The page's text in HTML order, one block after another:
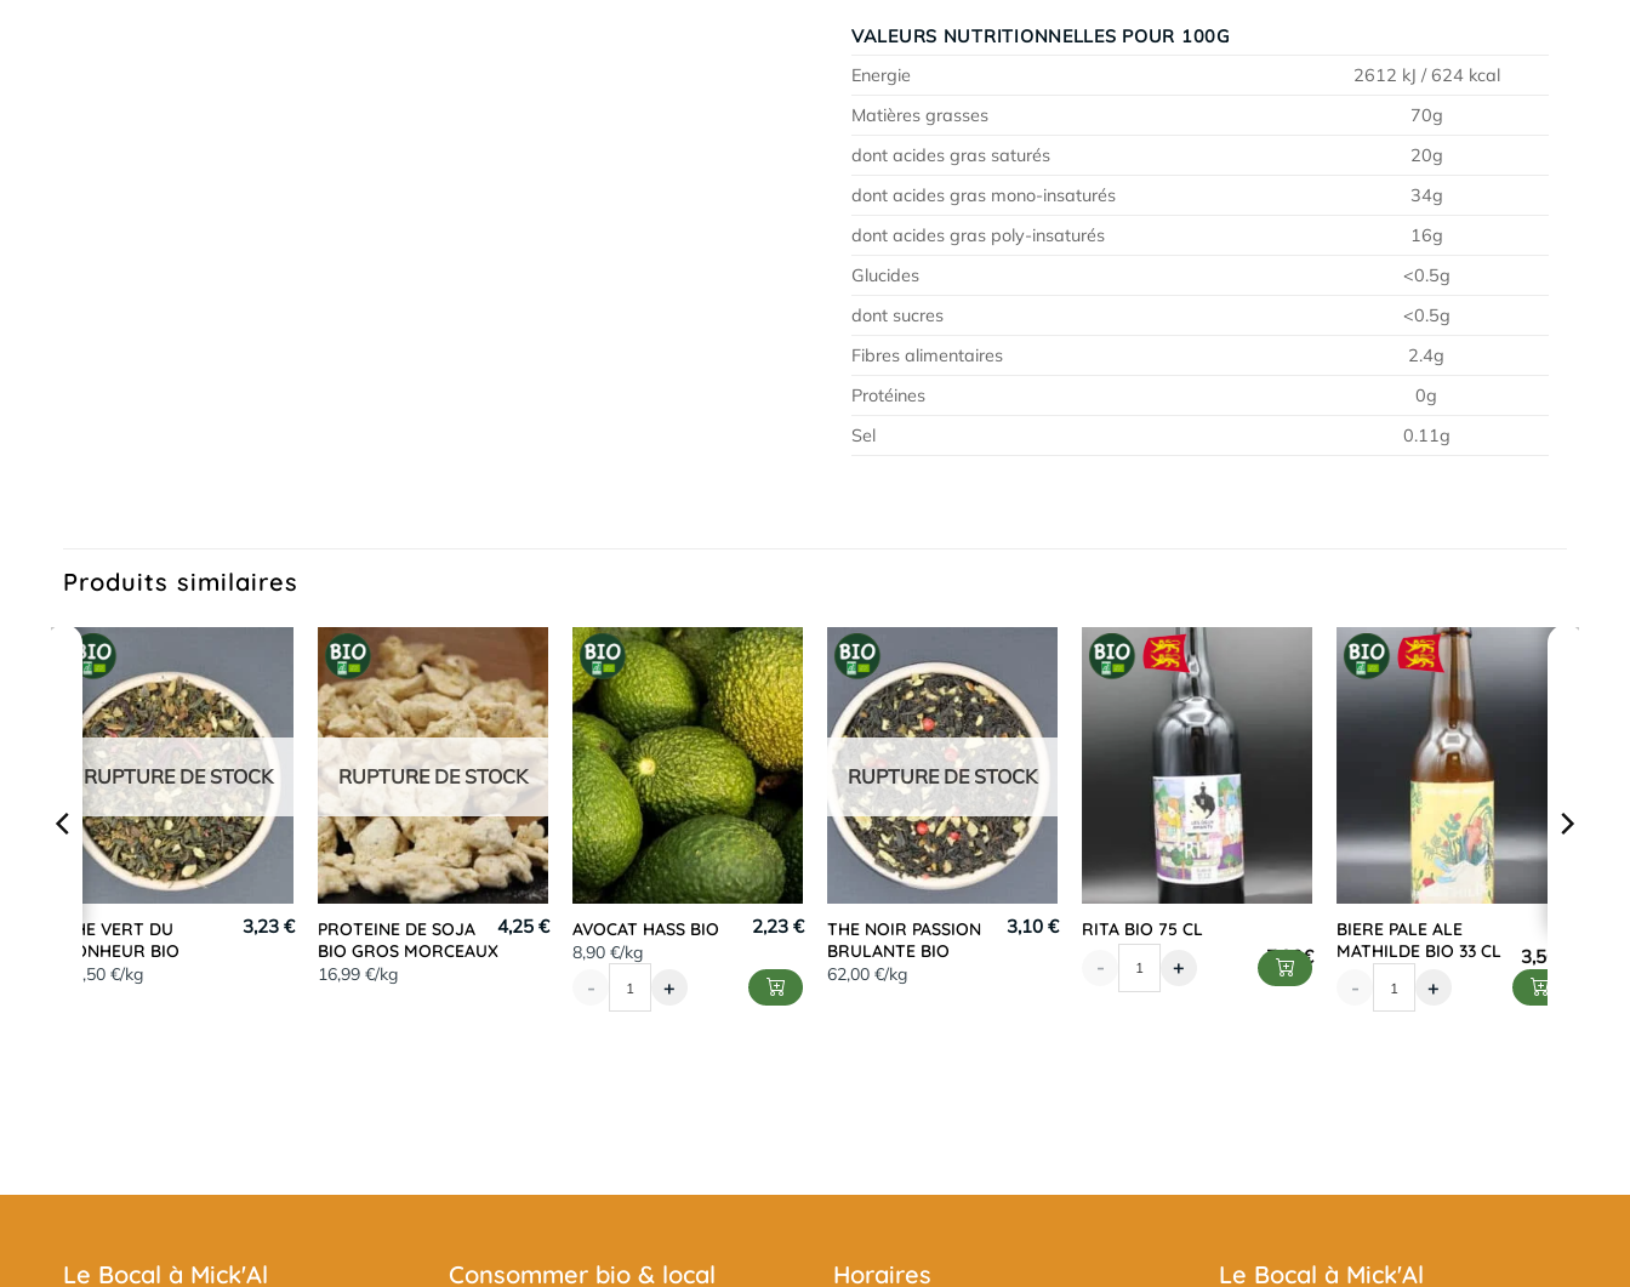
VALEURS NUTRITIONNELLES POUR 100G
Energie
2612 kJ / 624 kcal
Matières grasses
70g
dont acides gras saturés
20g
dont acides gras mono-insaturés
34g
dont acides gras poly-insaturés
16g
Glucides
<0.5g
dont sucres
<0.5g
Fibres alimentaires
2.4g
Protéines
0g
Sel
0.11g
Produits similaires
RUPTURE DE STOCK
THE VERT DU
BONHEUR BIO
64,50 €/kg
3,23 €
RUPTURE DE STOCK
PROTEINE DE SOJA
BIO GROS MORCEAUX
16,99 €/kg
4,25 €
AVOCAT HASS BIO
8,90 €/kg
2,23 €
- +
RUPTURE DE STOCK
THE NOIR PASSION
BRULANTE BIO
62,00 €/kg
3,10 € RITA BIO 75 CL
7,90€
- +
BIERE PALE ALE
MATHILDE BIO 33 CL
3,50
-
+
Le Bocal à Mick'Al Consommer bio & local Horaires Le Bocal à Mick'Al